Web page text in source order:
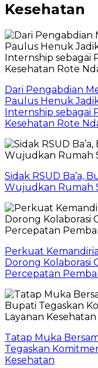
Kesehatan
Dari Pengabdian
Paulus Henuk
Internship sebagai
Kesehatan Rote
Sidak RSUD Ba’a,
Wujudkan Rumah
Perkuat
Dorong Kolaborasi
Percepatan
Tatap Muka
Tegaskan
Kesehatan